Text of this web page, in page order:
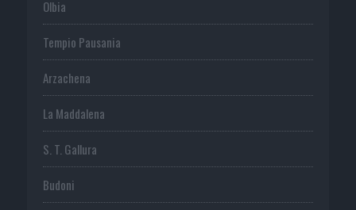
Olbia
Tempio Pausania
Arzachena
La Maddalena
S. T. Gallura
Budoni